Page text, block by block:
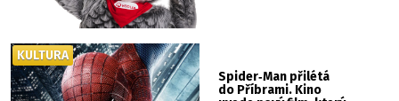
Spider‑Man přilétá
do Příbrami. Kino
KULTURA